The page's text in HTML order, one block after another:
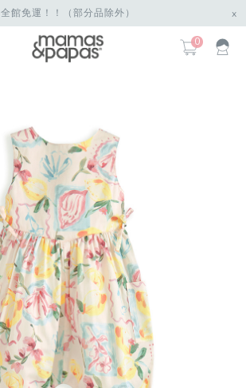
全館免運！！（部分品除外） x
0